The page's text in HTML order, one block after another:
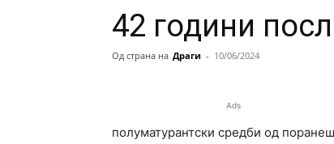
42 години
Од страна на Драги - 10/06/2024
Ads
полуматурантски средби од